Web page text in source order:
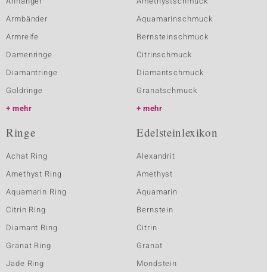
Armbänder
Armreife
Damenringe
Diamantringe
Goldringe
mehr
Aquamarinschmuck
Bernsteinschmuck
Citrinschmuck
Diamantschmuck
Granatschmuck
mehr
Ringe
Achat Ring
Amethyst Ring
Aquamarin Ring
Citrin Ring
Diamant Ring
Granat Ring
Jade Ring
Edelsteinlexikon
Alexandrit
Amethyst
Aquamarin
Bernstein
Citrin
Granat
Mondstein